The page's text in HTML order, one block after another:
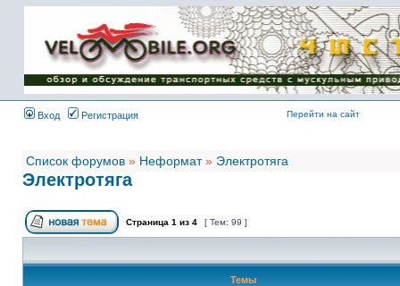
Имя пользователя:
Пароль:
{ LOG_ME_IN_SHORT
}
Вход
Регистрация Перейти на сайт
Список форумов » Неформат» Электротяга
Электротяга
Страница 1 из 4 [ Тем: 99 ]
Темы